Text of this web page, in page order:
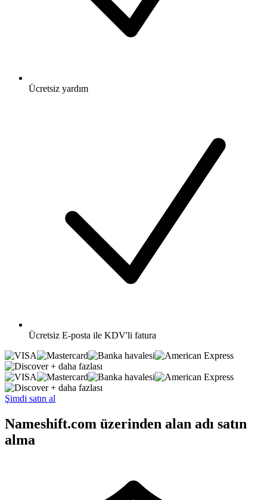
Ücretsiz yardım
Ücretsiz E-posta ile KDV'li fatura
+ daha fazlası
+ daha fazlası
Şimdi satın al
Nameshift.com üzerinden alan adı satın
alma